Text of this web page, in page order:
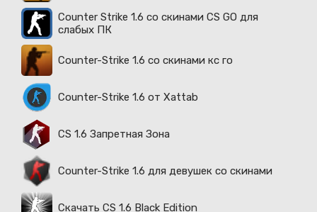
Counter Strike 1.6 со скинами CS GO для
слабых ПК
Counter-Strike 1.6 со скинами кс го
Counter-Strike 1.6 от Xattab
CS 1.6 Запретная Зона
Counter-Strike 1.6 для девушек со скинами
Скачать CS 1.6 Black Edition